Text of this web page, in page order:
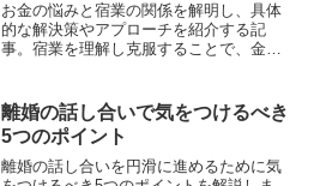
お金の悩みと宿業の関係を解明し、具体
的な解決策やアプローチを紹介する記
事。宿業を理解し克服することで、金運
離婚の話し合いで気をつけるべき
5つのポイント
離婚の話し合いを円滑に進めるために気